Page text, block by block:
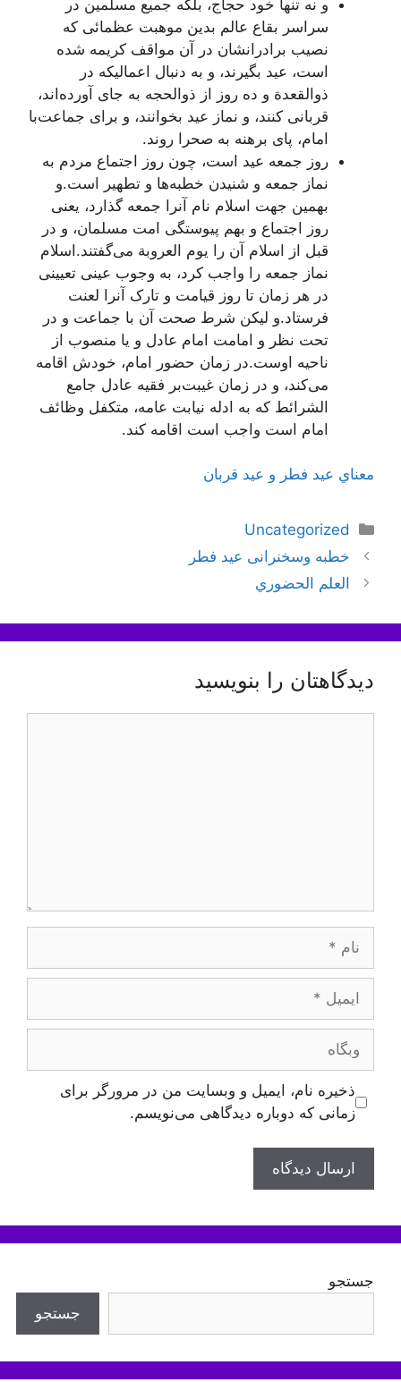
و نه تنها خود حجاج، بلکه جميع مسلمين در
سراسر بقاع عالم بدين موهبت عظمائى که
نصيب برادرانشان در آن مواقف کريمه شده
است، عيد بگيرند، و به دنبال اعماليکه در
ذوالقعدة و ده روز از ذوالحجه به جاى آورده‌اند،
قربانى کنند، و نماز عيد بخوانند، و براى جماعت‌با
امام، پاى برهنه به صحرا روند.
روز جمعه عيد است، چون روز اجتماع مردم به
نماز جمعه و شنيدن خطبه‌ها و تطهير است.و
بهمين جهت اسلام نام آنرا جمعه گذارد، يعنى
روز اجتماع و بهم پيوستگى امت مسلمان، و در
قبل از اسلام آن را يوم العروبة مى‌گفتند.اسلام
نماز جمعه را واجب کرد، به وجوب عينى تعيينى
در هر زمان تا روز قيامت و تارک آنرا لعنت
فرستاد.و ليکن شرط صحت آن با جماعت و در
تحت نظر و امامت امام عادل و يا منصوب از
ناحيه اوست.در زمان حضور امام، خودش اقامه
مى‌کند، و در زمان غيبت‌بر فقيه عادل جامع
الشرائط که به ادله نيابت عامه، متکفل وظائف
امام است واجب است اقامه کند.
معناي‌ عيد فطر و عيد قربان
دسته‌ها
Uncategorized
ناوبری
نوشته‌ها
خطبه وسخنرانی عید فطر
العلم الحضوري
دیدگاهتان را بنویسید
ایمیل
وبگاه
ذخیره نام، ایمیل و وبسایت من در مرورگر برای
زمانی که دوباره دیدگاهی می‌نویسم.
جستجو
جستجو